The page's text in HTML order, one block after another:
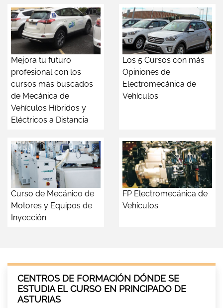
Mejora tu futuro
profesional con los
cursos más buscados
de Mecánica de
Vehículos Híbridos y
Eléctricos a Distancia
Los 5 Cursos con más
Opiniones de
Electromecánica de
Vehículos
Curso de Mecánico de
Motores y Equipos de
Inyección
FP Electromecánica de
Vehículos
CENTROS DE FORMACIÓN DÓNDE SE
ESTUDIA EL CURSO EN PRINCIPADO DE
ASTURIAS